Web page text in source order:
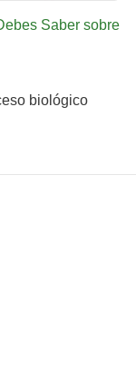
Saber sobre
biológico